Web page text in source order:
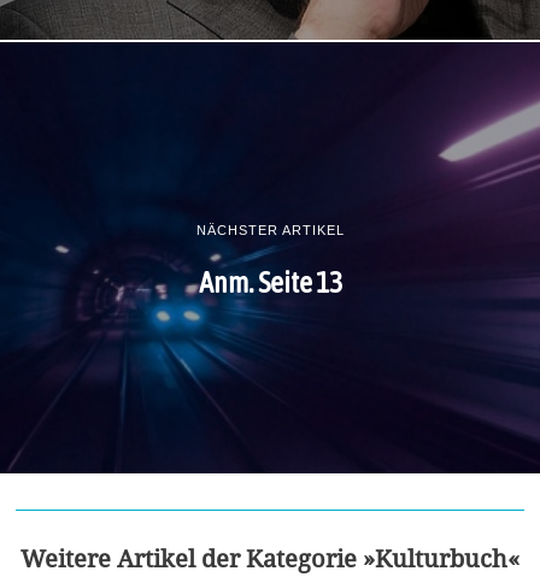
NÄCHSTER ARTIKEL
Anm. Seite 13
Weitere Artikel der Kategorie »Kulturbuch«